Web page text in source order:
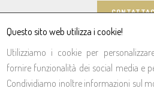
Questo sito web utilizza i cookie!
Utilizziamo i cookie per
fornire funzionalità dei social media e
Condividiamo inoltre informazioni sul